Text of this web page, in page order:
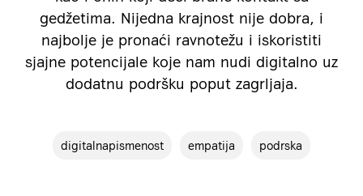
gedžetima. Nijedna krajnost nije dobra, i
najbolje je pronaći ravnotežu i iskoristiti
sjajne potencijale koje nam nudi digitalno uz
dodatnu podršku poput zagrljaja.
digitalnapismenost empatija podrska